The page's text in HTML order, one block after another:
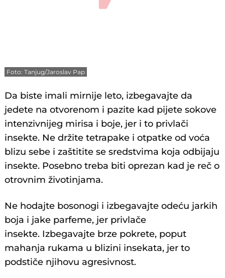
Foto: Tanjug/Jaroslav Pap
Da biste imali mirnije leto, izbegavajte da
jedete na otvorenom i pazite kad pijete sokove
intenzivnijeg mirisa i boje, jer i to privlači
insekte. Ne držite tetrapake i otpatke od voća
blizu sebe i zaštitite se sredstvima koja odbijaju
insekte. Posebno treba biti oprezan kad je reč o
otrovnim životinjama.
Ne hodajte bosonogi i izbegavajte odeću jarkih
boja i jake parfeme, jer privlače
insekte. Izbegavajte brze pokrete, poput
mahanja rukama u blizini insekata, jer to
podstiče njihovu agresivnost.